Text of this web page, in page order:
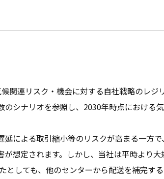
連リスク・機会に対する自社戦略のレジ
シナリオを参照し、2030年時点における
による取引縮小等のリスクが高まる一方
想定されます。しかし、当社は平時より
しても、他のセンターから配送を補完す